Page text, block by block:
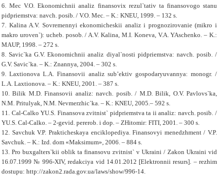
6. Mec V.O. Ekonomichnii analiz finansovix rezul`tativ ta finansovogo stanu
pidpriеmstva: navch. posib. / V.O. Mec. – K.: KNEU, 1999. – 132 s.
7. Kalina A.V. Sovremennyi ekonomicheskii analiz i prognozirovanie (mikro i
makro uroven`): ucheb. posob. / A.V. Kalina, M.I. Koneva, V.A. YAschenko. – K.:
MAUP, 1998. – 272 s.
8. Savic`ka G.V. Ekonomichnii analiz diyal`nosti pidpriеmstva: navch. posib. /
G.V. Savic`ka. – K.: Znannya, 2004. – 302 s.
9. Laxtionova L.A. Finansovii analiz sub’еktiv gospodaryuvannya: monogr. /
L.A. Laxtionova. – K.: KNEU, 2001. – 387 s.
10. Bilik M.D. Finansovii analiz: navch. posib. / M.D. Bilik, O.V. Pavlovs`ka,
N.M. Pritulyak, N.M. Nevmerzhic`ka. – K.: KNEU, 2005.– 592 s.
11. Cal-Calko YU.S. Finansova zvitnist` pidpriеmstva ta ii analiz: navch. posib. /
YU.S. Cal-Calko. – 2-gevid. pererob. i dop. – ZHitomir: FITI, 2001. – 300 s.
12. Savchuk V.P. Prakticheskaya enciklopediya. Finansovyi menedzhment / V.P.
Savchuk. – K.: Izd. dom «Maksimum», 2006. – 884 s.
13. Pro buxgalters`kii oblik ta finansovu zvitnist` v Ukraini / Zakon Ukraini vid
16.07.1999 № 996-XIV, redakciya vid 14.01.2012 [Elektronnii resurs]. – rezhim
dostupu: http://zakon2.rada.gov.ua/laws/show/996-14.